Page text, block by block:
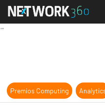
Premios Computing